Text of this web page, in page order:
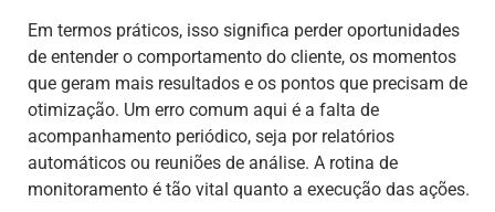
Em termos práticos, isso significa perder oportunidades
de entender o comportamento do cliente, os momentos
que geram mais resultados e os pontos que precisam de
otimização. Um erro comum aqui é a falta de
acompanhamento periódico, seja por relatórios
automáticos ou reuniões de análise. A rotina de
monitoramento é tão vital quanto a execução das ações.